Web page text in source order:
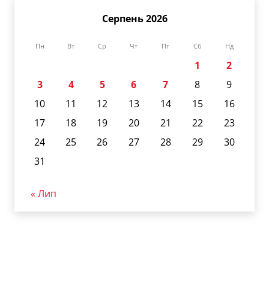
Серпень 2026
Пн Вт Ср Чт Пт Сб Нд
1
2
3
4 5 6 7 8
9
10
11 12 13 14 15
16
17
18 19 20 21 22
23
24
25 26 27 28 29
30
31
« Лип